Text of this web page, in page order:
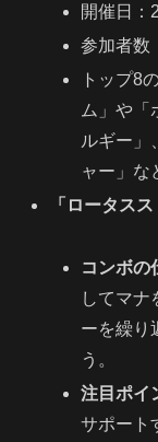
開催日：
参加者数
トップ8
ム」や「
ルギー」
ャー」な
「ロータス
コンボの
してマナ
ーを繰り
う。
注目ポイ
サポート